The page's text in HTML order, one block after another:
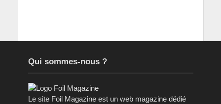
Qui sommes-nous ?
Le site Foil Magazine est un web magazine dédié